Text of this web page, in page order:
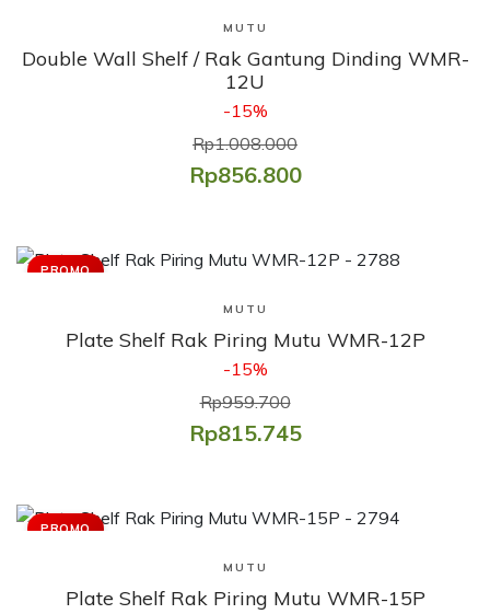
Lihat Produk
MUTU
Double Wall Shelf / Rak Gantung Dinding WMR-
12U
-15%
Rp1.008.000
Rp856.800
PROMO
Lihat Produk
MUTU
Plate Shelf Rak Piring Mutu WMR-12P
-15%
Rp959.700
Rp815.745
PROMO
Lihat Produk
MUTU
Plate Shelf Rak Piring Mutu WMR-15P